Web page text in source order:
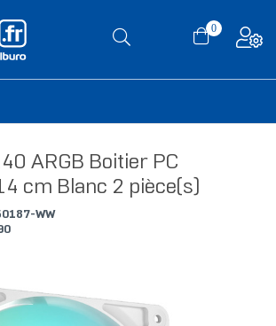
0
ARGB Boitier PC
cm Blanc 2 pièce(s)
WW